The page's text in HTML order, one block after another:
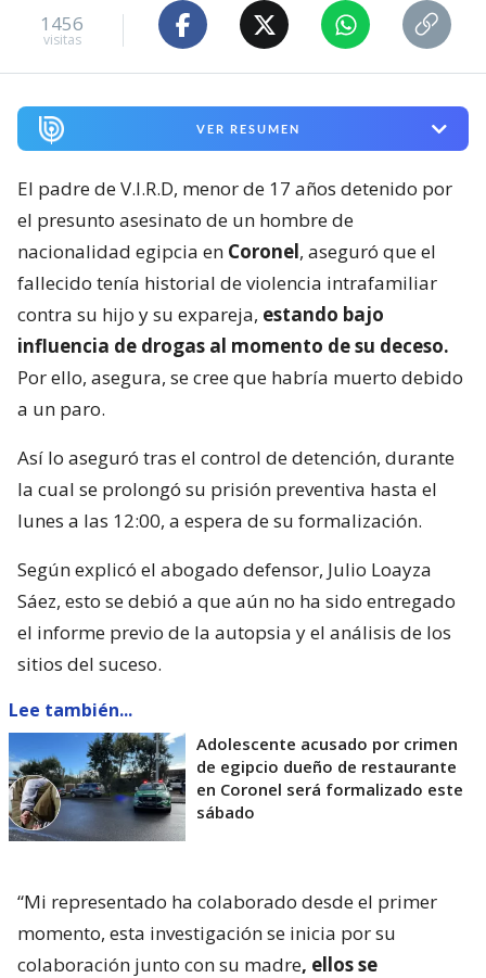
1456
visitas
VER RESUMEN
El padre de V.I.R.D, menor de 17 años detenido por
el presunto asesinato de un hombre de
nacionalidad egipcia en Coronel, aseguró que el
fallecido tenía historial de violencia intrafamiliar
contra su hijo y su expareja, estando bajo
influencia de drogas al momento de su deceso.
Por ello, asegura, se cree que habría muerto debido
a un paro.
Así lo aseguró tras el control de detención, durante
la cual se prolongó su prisión preventiva hasta el
lunes a las 12:00, a espera de su formalización.
Según explicó el abogado defensor, Julio Loayza
Sáez, esto se debió a que aún no ha sido entregado
el informe previo de la autopsia y el análisis de los
sitios del suceso.
Lee también...
Adolescente acusado por crimen
de egipcio dueño de restaurante
en Coronel será formalizado este
sábado
“Mi representado ha colaborado desde el primer
momento, esta investigación se inicia por su
colaboración junto con su madre, ellos se